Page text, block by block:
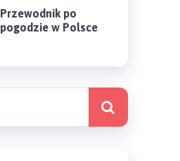
Przewodnik po
pogodzie w Polsce